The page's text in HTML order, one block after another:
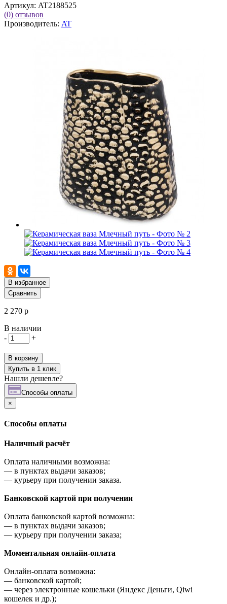
Артикул: AT2188525
(0) отзывов
Производитель: AT
В избранное
Сравнить
2 270 р
В наличии
-
+
В корзину
Купить в 1 клик
Нашли дешевле?
Cпособы оплаты
×
Cпособы оплаты
Наличный расчёт
Оплата наличными возможна:
— в пунктах выдачи заказов;
— курьеру при получении заказа.
Банковской картой при получении
Оплата банковской картой возможна:
— в пунктах выдачи заказов;
— курьеру при получении заказа;
Моментальная онлайн-оплата
Онлайн-оплата возможна:
— банковской картой;
— через электронные кошельки (Яндекс Деньги, Qiwi
кошелек и др.);